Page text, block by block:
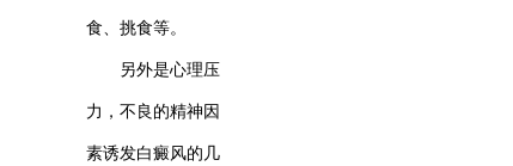
食、挑食等。
另外是心理压
力，不良的精神因
素诱发白癜风的几